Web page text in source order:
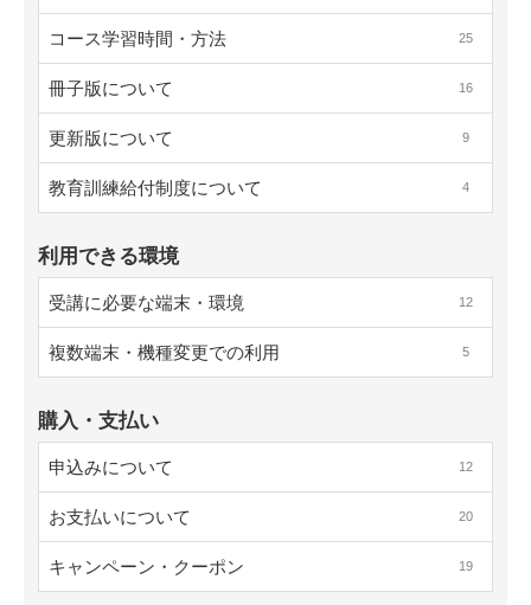
コース学習時間・方法 25
冊子版について 16
更新版について 9
教育訓練給付制度について 4
利用できる環境
受講に必要な端末・環境 12
複数端末・機種変更での利用 5
購入・支払い
申込みについて 12
お支払いについて 20
キャンペーン・クーポン 19